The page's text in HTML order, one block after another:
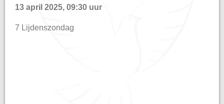
13 april 2025, 09:30 uur
7 Lijdenszondag